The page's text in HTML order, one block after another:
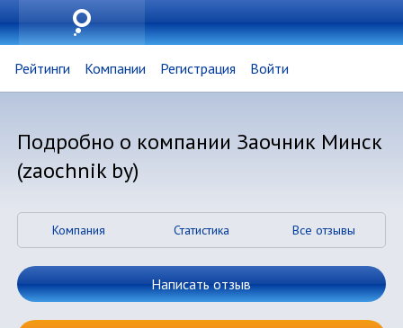
Рейтинги Компании Регистрация Войти
Подробно о компании Заочник Минск
(zaochnik by)
Компания Статистика Все отзывы
Написать отзыв